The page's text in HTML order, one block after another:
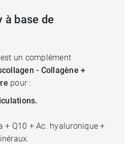
à base de
est un complément
- Collagène +
pour :
+ Q10 + Ac. hyaluronique +